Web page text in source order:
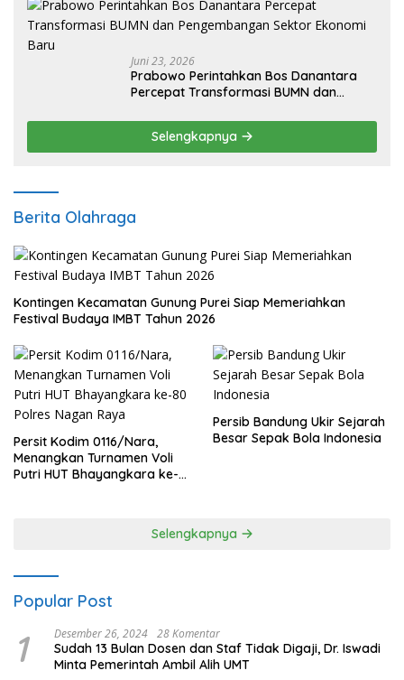
Juni 23, 2026
Prabowo Perintahkan Bos Danantara
Percepat Transformasi BUMN dan
Selengkapnya
Berita Olahraga
Kontingen Kecamatan Gunung Purei Siap Memeriahkan
Festival Budaya IMBT Tahun 2026
Persit Kodim 0116/Nara,
Menangkan Turnamen Voli
Putri HUT Bhayangkara ke-
Persib Bandung Ukir Sejarah
Besar Sepak Bola Indonesia
Selengkapnya
Popular Post
1 Desember 26, 2024 28 Komentar
Sudah 13 Bulan Dosen dan Staf Tidak Digaji, Dr. Iswadi
Minta Pemerintah Ambil Alih UMT